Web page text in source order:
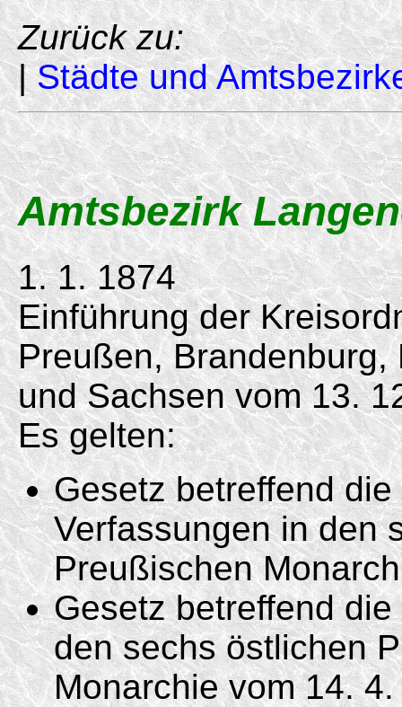
Zurück zu:
|Städte und
Amtsbezirk
1. 1. 1874
Einführung der
Preußen,
und Sachsen vom13.
Es gelten:
Gesetz betreffend
Verfassungen in den
Preußischen
Gesetz betreffend
den sechs östlichen
Monarchie vom14.